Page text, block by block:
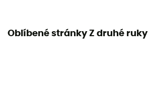
Oblíbené stránky Z druhé ruky